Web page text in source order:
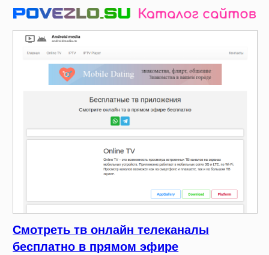
Смотреть тв онлайн телеканалы
бесплатно в прямом эфире